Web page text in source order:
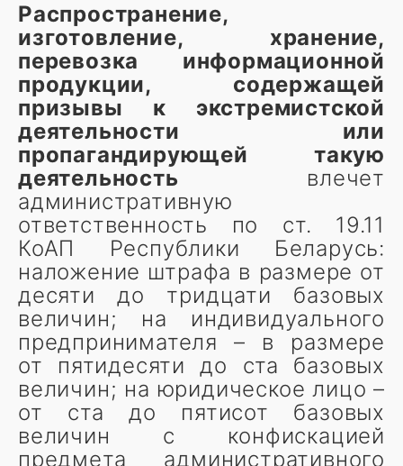
Распространение,
изготовление, хранение,
перевозка информационной
продукции, содержащей
призывы к экстремистской
деятельности или
пропагандирующей такую
деятельность влечет
административную
ответственность по ст. 19.11
КоАП Республики Беларусь:
наложение штрафа в размере от
десяти до тридцати базовых
величин; на индивидуального
предпринимателя – в размере
от пятидесяти до ста базовых
величин; на юридическое лицо –
от ста до пятисот базовых
величин с конфискацией
предмета административного